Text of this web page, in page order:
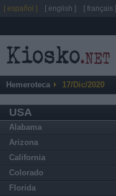
Hemeroteca 17/Dic/2020
USA
Alabama
Arizona
California
Colorado
Florida
[ español ] [ english ] [ français ]